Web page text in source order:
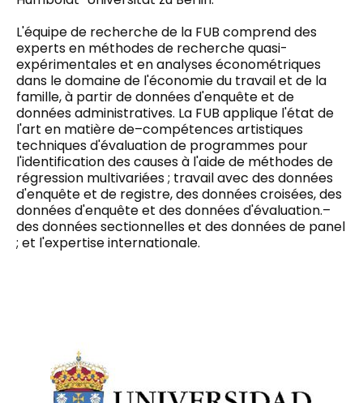
L'équipe de recherche de la FUB comprenddes
experts en méthodes de recherche quasi-
expérimentales et en analyses économétriques
dans le domaine de l'économie du travail et de la
famille, à partir de données d'enquête et de
données administratives. La FUB applique l'état de
l'art en matière de–compétences artistiques
techniques d'évaluation de programmes pour
l'identification des causes à l'aide de méthodes de
régression multivariées ; travail avec des données
d'enquête et de registre, des données croisées, des
données d'enquête et des données d'évaluation.–
des données sectionnelles et des données de panel
; et l'expertise internationale.